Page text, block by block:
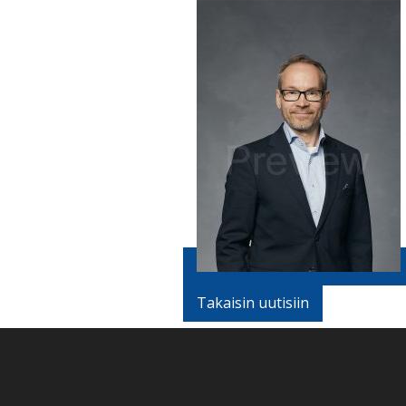
Takaisin uutisiin